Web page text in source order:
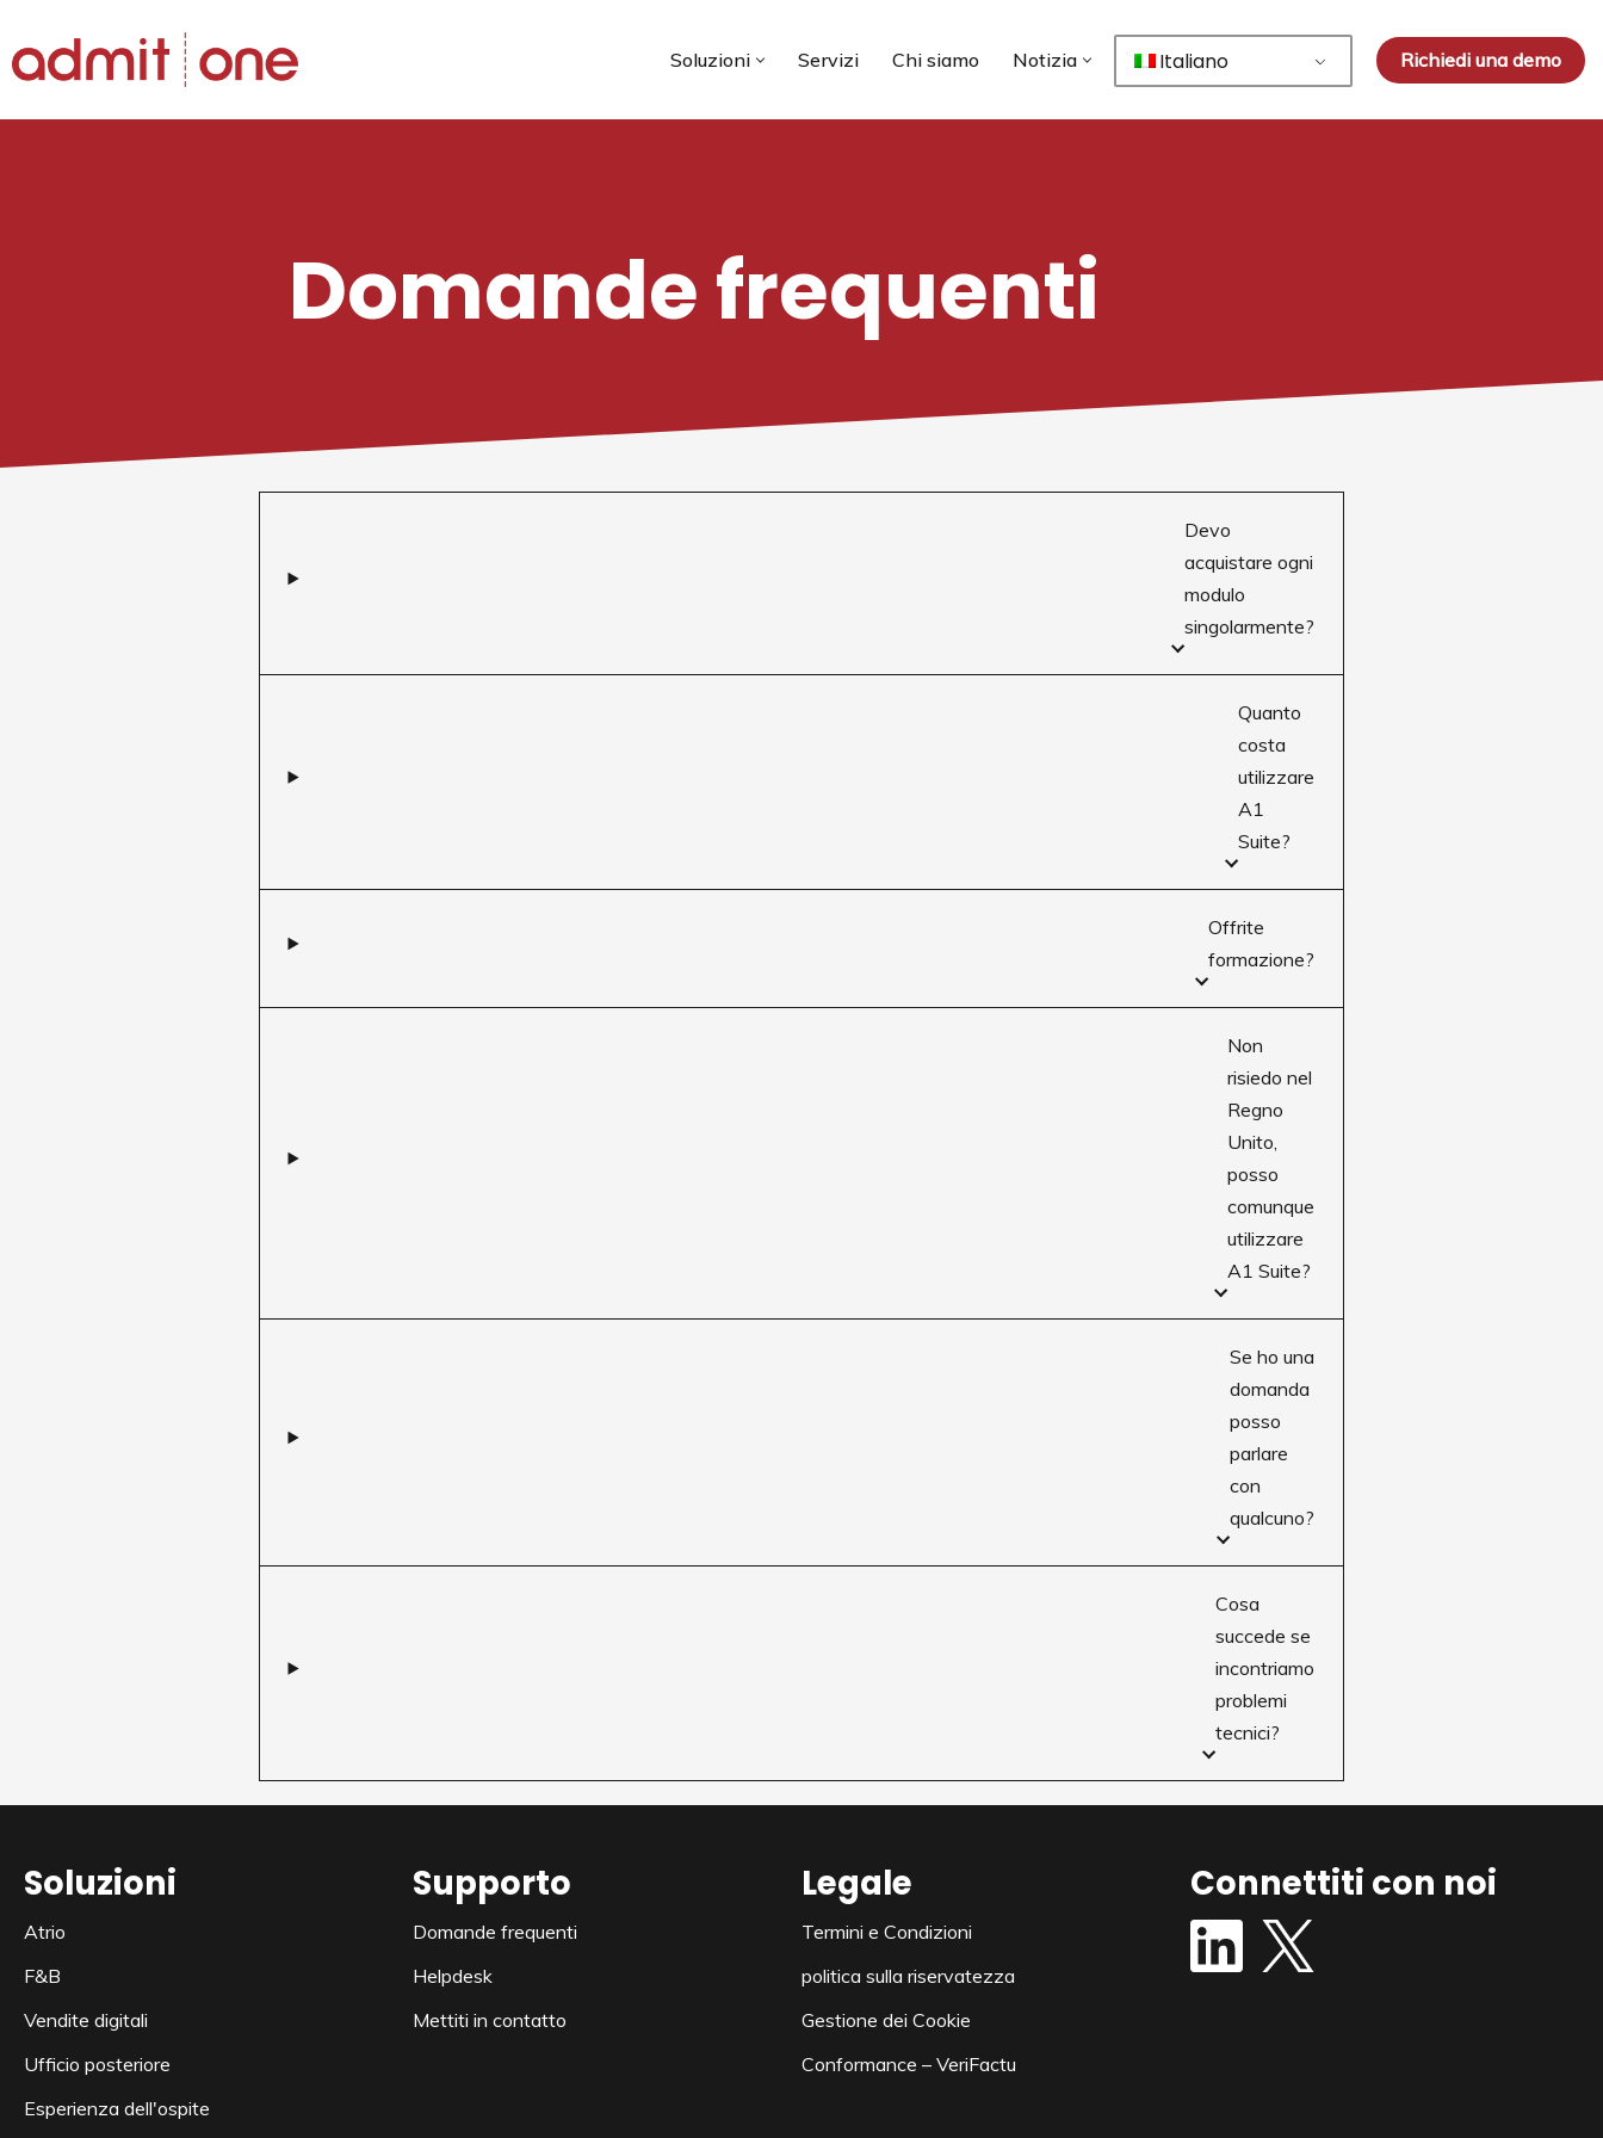
Salta
Soluzioni Servizi Chi siamo Notizia Italiano Richiedi una demo
Domande frequenti
Devo
acquistare ogni
modulo
singolarmente?
Quanto
costa
utilizzare
A1
Suite?
Offrite
formazione?
Non
risiedo nel
Regno
Unito,
posso
comunque
utilizzare
A1 Suite?
Se ho una
domanda
posso
parlare
con
qualcuno?
Cosa
succede se
incontriamo
problemi
tecnici?
Soluzioni
Atrio
F&B
Vendite digitali
Ufficio posteriore
Esperienza dell'ospite
Supporto
Domande frequenti
Helpdesk
Mettiti in contatto
Legale
Termini e Condizioni
politica sulla riservatezza
Gestione dei Cookie
Conformance – VeriFactu
Connettiti con noi